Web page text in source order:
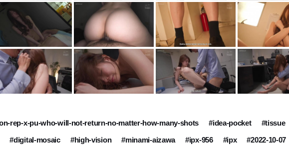
rep-x-pu-who-will-not-return-no-matter-how-many-shots #idea-pocket #tissue
#digital-mosaic #high-vision #minami-aizawa #ipx-956 #ipx #2022-10-07